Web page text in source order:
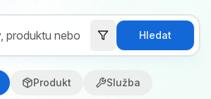
Hledat
Produkt Služba